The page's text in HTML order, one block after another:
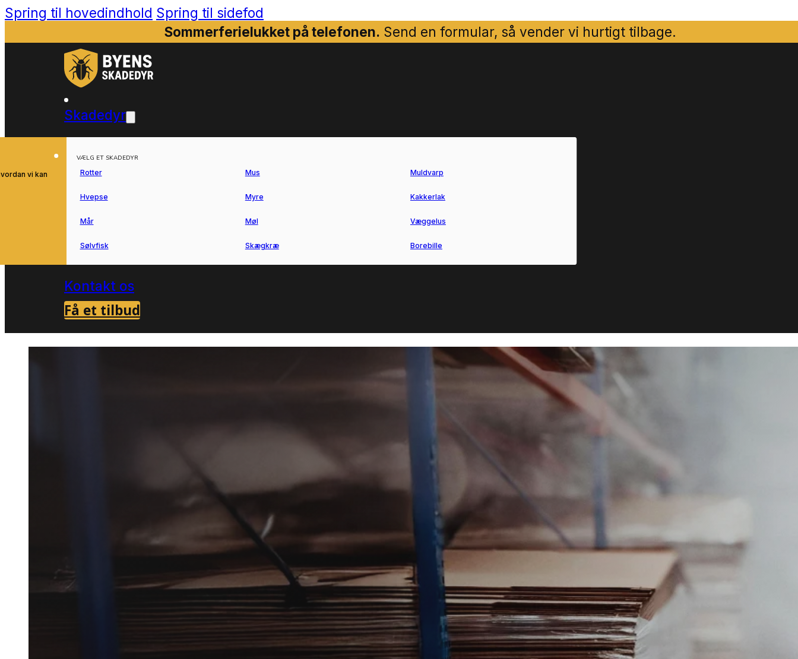
Spring til hovedindhold Spring til sidefod
Sommerferielukket på telefonen. Send en formular, så vender vi hurtigt tilbage.
Skadedyr
vi kan
VÆLG ET SKADEDYR
Rotter Mus Muldvarp
Hvepse Myre Kakkerlak
Mår Møl Væggelus
Sølvfisk Skægkræ Borebille
Kontakt os
Få et tilbud
Musebekæmpelse i
Viborg
Effektiv musebekæmpelse i Viborg udføres bedst af lokale fagfolk.
Vi forbinder dig hurtigt med en erfaren samarbejdspartner, så du kan få
ro i bygning og omgivelser igen.